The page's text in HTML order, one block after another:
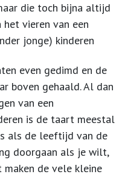
die toch bijna altijd
vieren van een
jonge) kinderen
even gedimd en de
boven gehaald. Al dan
van een
is de taart meestal
als de leeftijd van de
doorgaan als je wilt,
maken de vele kleine